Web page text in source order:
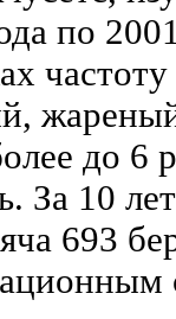
по
до 6
За 10
693